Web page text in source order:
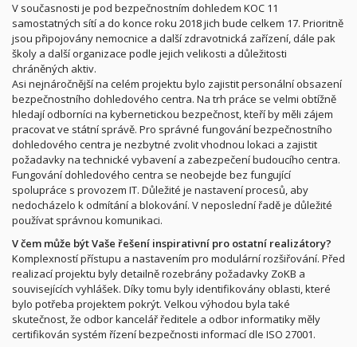
V současnosti je pod bezpečnostním dohledem KOC 11
samostatných sítí a do konce roku 2018 jich bude celkem 17. Prioritně
jsou připojovány nemocnice a další zdravotnická zařízení, dále pak
školy a další organizace podle jejich velikosti a důležitosti
chráněných aktiv.
Asi nejnáročnější na celém projektu bylo zajistit personální obsazení
bezpečnostního dohledového centra. Na trh práce se velmi obtížně
hledají odborníci na kybernetickou bezpečnost, kteří by měli zájem
pracovat ve státní správě. Pro správné fungování bezpečnostního
dohledového centra je nezbytné zvolit vhodnou lokaci a zajistit
požadavky na technické vybavení a zabezpečení budoucího centra.
Fungování dohledového centra se neobejde bez fungující
spolupráce s provozem IT. Důležité je nastavení procesů, aby
nedocházelo k odmítání a blokování. V neposlední řadě je důležité
používat správnou komunikaci.
V čem může být Vaše řešení inspirativní pro ostatní realizátory?
Komplexností přístupu a nastavením pro modulární rozšiřování. Před
realizací projektu byly detailně rozebrány požadavky ZoKB a
souvisejících vyhlášek. Díky tomu byly identifikovány oblasti, které
bylo potřeba projektem pokrýt. Velkou výhodou byla také
skutečnost, že odbor kancelář ředitele a odbor informatiky měly
certifikován systém řízení bezpečnosti informací dle ISO 27001.